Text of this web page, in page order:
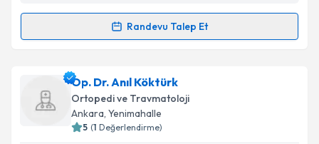
kapsamda işlenmesini kabul ediyorum.
Randevu Talep Et
Randevu Takvimi Talebi
Doç. Dr. Sancar Bakırcıoğlu
talebi oluşturun. Size bu uzmandan randevu almanız
için bir takvim hazırlandığında e-posta ile
bilgilendireceğiz.
Op. Dr. Anıl Köktürk
Ortopedi ve Travmatoloji
Ankara, Yenimahalle
5 (1 Değerlendirme)